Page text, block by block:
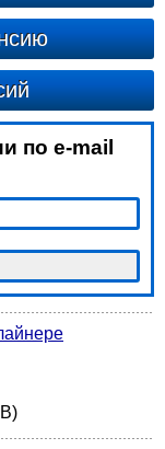
по e-mail